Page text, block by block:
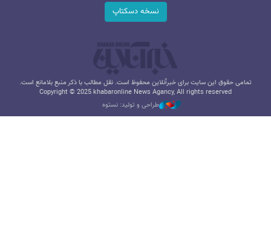
نسخه دسکتاپ
تمامی حقوق این سایت برای خبرآنلاین محفوظ است. نقل مطالب با ذکر منبع بلامانع است.
Copyright © 2025 khabaronline News Agancy, All rights reserved
طراحی و تولید: نستوه